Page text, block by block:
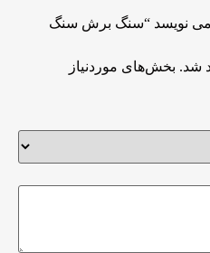
می نویسد “سنگ برش سنگ
شد. بخش‌های موردنیاز